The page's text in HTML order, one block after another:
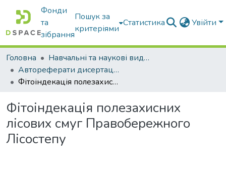
Фонди
та
зібрання
Пошук за
критеріями
Статистика Увійти
Головна
Навчальні та наукові видання
Автореферати дисертацій та дисертації
Фітоіндекація полезахисних лісових смуг Правобережного Лісостепу
Фітоіндекація полезахисних
лісових смуг Правобережного
Лісостепу